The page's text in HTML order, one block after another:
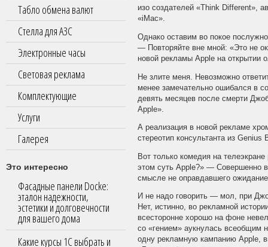
Табло обмена валют
Стелла для АЗС
Электронные часы
Световая реклама
Комплектующие
Услуги
Галерея
Это интересно
Фасадные панели Docke:
эталон надежности,
эстетики и долговечности
для вашего дома
Какие курсы 1С выбрать и
изо создателей «Think Different»,
«iMac».
Однако оставим во покое
— Повторяйте вне мной: «Это не
новой рекламы Apple на открытии
Не злите меня. Невозможно
менее замечательно ошибался в
девять месяцев после смерти
Apple».
А реализация в новой рекламе
стереотип консультанта из Genius
Вот только комедия на
этом суть Apple?» — Совершенно
смысле не оправдавшего ожидание
И не надо говорить — мол, при
Нет, истинно, во рекламной
всесторонне хорошо на фоне
со «гением» аукнулась всеобщим
одну рекламную кампанию Apple,